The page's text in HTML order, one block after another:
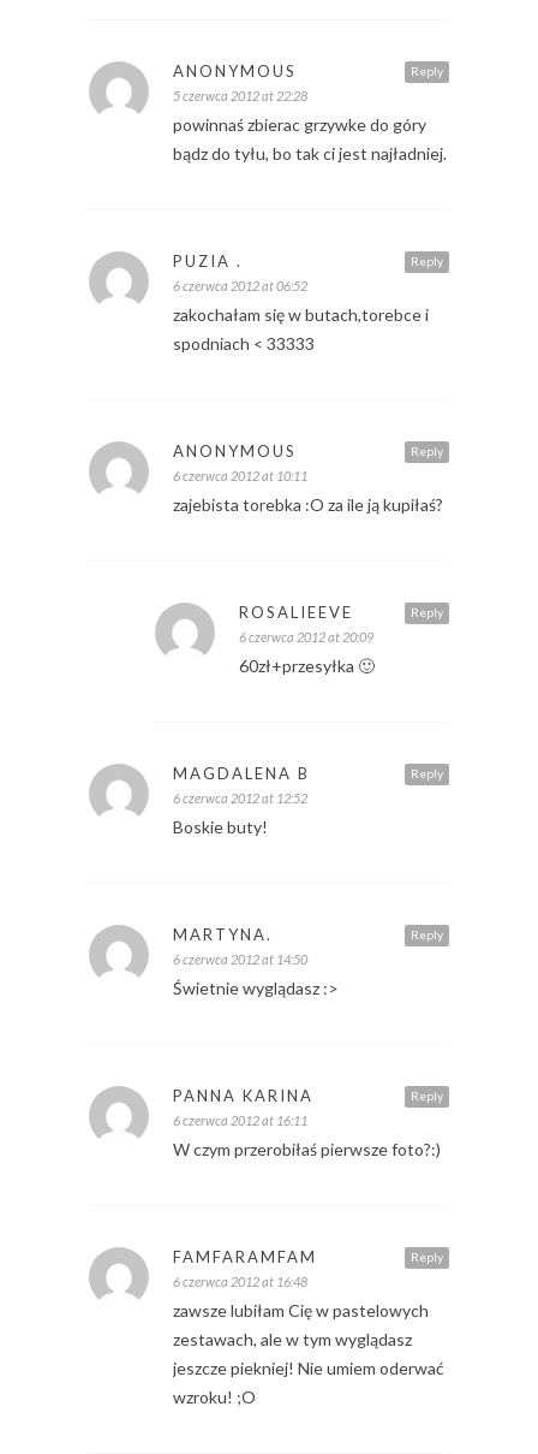
Reply
ANONYMOUS
5 czerwca 2012 at 22:28
powinnaś zbierac grzywke do góry
bądz do tyłu, bo tak ci jest najładniej.
Reply
PUZIA .
6 czerwca 2012 at 06:52
zakochałam się w butach,torebce i
spodniach < 33333
Reply
ANONYMOUS
6 czerwca 2012 at 10:11
zajebista torebka :O za ile ją kupiłaś?
Reply
ROSALIEEVE
6 czerwca 2012 at 20:09
60zł+przesyłka 🙂
Reply
MAGDALENA B
6 czerwca 2012 at 12:52
Boskie buty!
Reply
MARTYNA.
6 czerwca 2012 at 14:50
Świetnie wyglądasz :>
Reply
PANNA KARINA
6 czerwca 2012 at 16:11
W czym przerobiłaś pierwsze foto?:)
Reply
FAMFARAMFAM
6 czerwca 2012 at 16:48
zawsze lubiłam Cię w pastelowych
zestawach, ale w tym wyglądasz
jeszcze piekniej! Nie umiem oderwać
wzroku! ;O